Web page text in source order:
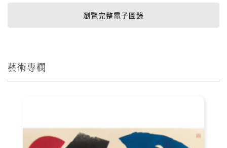
瀏覽完整電子圖錄
藝術專欄